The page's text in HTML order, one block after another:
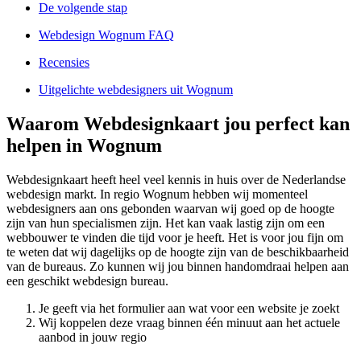
De volgende stap
Webdesign Wognum FAQ
Recensies
Uitgelichte webdesigners uit Wognum
Waarom Webdesignkaart jou perfect kan
helpen in Wognum
Webdesignkaart heeft heel veel kennis in huis over de Nederlandse
webdesign markt. In regio Wognum hebben wij momenteel
webdesigners aan ons gebonden waarvan wij goed op de hoogte
zijn van hun specialismen zijn. Het kan vaak lastig zijn om een
webbouwer te vinden die tijd voor je heeft. Het is voor jou fijn om
te weten dat wij dagelijks op de hoogte zijn van de beschikbaarheid
van de bureaus. Zo kunnen wij jou binnen handomdraai helpen aan
een geschikt webdesign bureau.
Je geeft via het formulier aan wat voor een website je zoekt
Wij koppelen deze vraag binnen één minuut aan het actuele
aanbod in jouw regio